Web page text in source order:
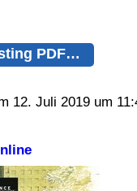
PDF…
12. Juli 2019 um